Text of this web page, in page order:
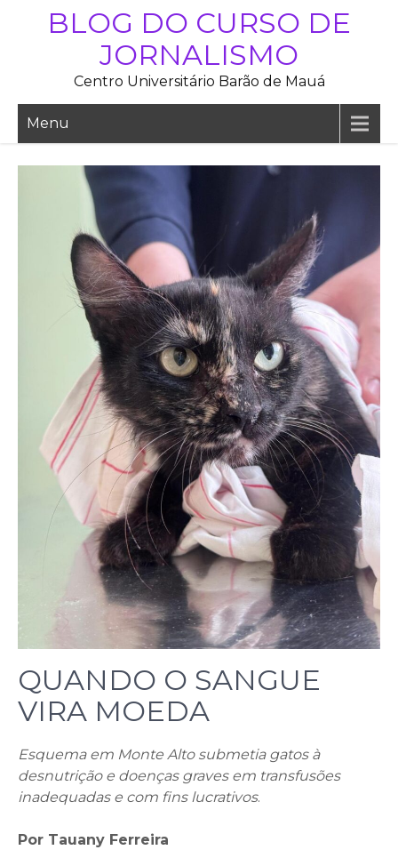
BLOG DO CURSO DE
JORNALISMO
Centro Universitário Barão de Mauá
Menu
QUANDO O SANGUE
VIRA MOEDA
Esquema em Monte Alto submetia gatos à
desnutrição e doenças graves em transfusões
inadequadas e com fins lucrativos.
Por Tauany Ferreira